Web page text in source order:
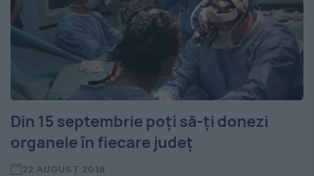
Din 15 septembrie poți să-ți donezi
organele în fiecare județ
22 AUGUST 2019